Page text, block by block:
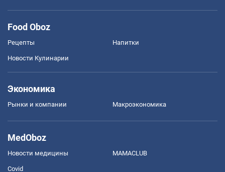
Food Oboz
Рецепты Напитки
Новости Кулинарии
Экономика
Рынки и компании Mакроэкономика
MedOboz
Новости медицины MAMACLUB
Covid